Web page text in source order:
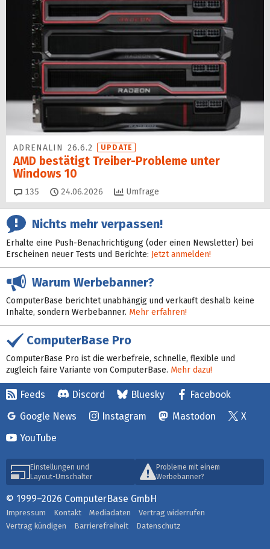
ADRENALIN 26.6.2 UPDATE
AMD bestätigt Treiber-Probleme unter
Windows 10
135 Kommentare
24.06.2026 Umfrage
Nichts mehr verpassen!
Erhalte eine Push-Benachrichtigung (oder einen Newsletter) bei
Erscheinen neuer Tests und Berichte: Jetzt anmelden!
Warum Werbebanner?
ComputerBase berichtet unabhängig und verkauft deshalb keine
Inhalte, sondern Werbebanner. Mehr erfahren!
ComputerBase Pro
ComputerBase Pro ist die werbefreie, schnelle, flexible und
zugleich faire Variante von ComputerBase. Mehr dazu!
Feeds Discord Bluesky
Facebook
Google News
Instagram Mastodon
X
YouTube
Einstellungen und
Layout-Umschalter
Probleme mit einem
Werbebanner?
© 1999–2026 ComputerBase GmbH
Impressum Kontakt Mediadaten
Vertrag widerrufen
Vertrag kündigen
Barrierefreiheit Datenschutz